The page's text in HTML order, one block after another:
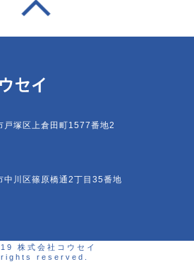
塚区上倉田町1577番地2
川区篠原橋通2丁目35番地
株式会社コウセイ
reserved.